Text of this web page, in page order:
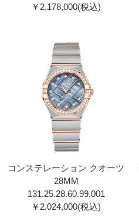
￥2,178,000(税込)
コンステレーション クオーツ
28MM
131.25.28.60.99.00 1
￥2,024,000(税込)